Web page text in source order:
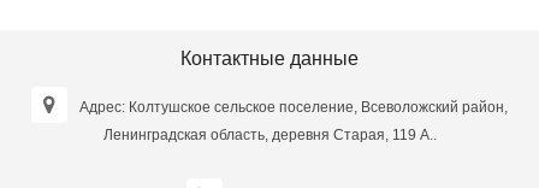
Контактные данные
Адрес: Колтушское сельское поселение, Всеволожский район,
Ленинградская область, деревня Старая, 119 А..